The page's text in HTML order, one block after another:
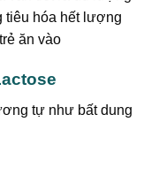
tiêu hóa hết lượng
ăn vào
tự như bất dung